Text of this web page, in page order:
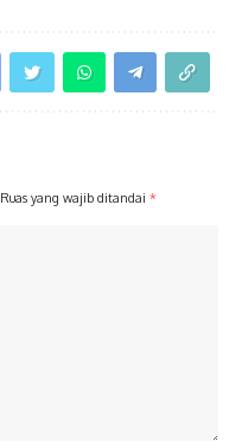
Ruas yang wajib ditandai *